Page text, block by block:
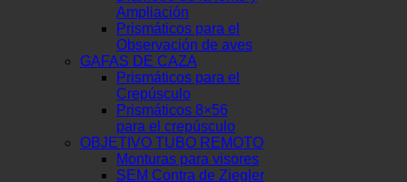
Ampliación
Prismáticos para el
Observación de aves
GAFAS DE CAZA
Prismáticos para el
Crepúsculo
Prismáticos 8×56
para el crepúsculo
OBJETIVO TUBO REMOTO
Monturas para visores
SEM Contra de Ziegler